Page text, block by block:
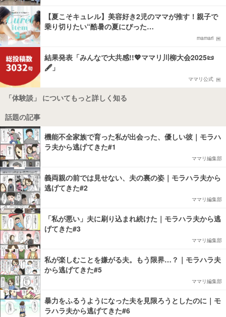
【夏こそキュレル】美容好き2児のママが推す！親子で
乗り切りたい“酷暑の夏にぴった…
mamari
結果発表「みんなで大共感!!💖ママリ川柳大会2025📜
🖋️」
ママリ公式
「体験談」 についてもっと詳しく知る
話題の記事
機能不全家族で育った私が出会った、優しい彼｜モラハ
ラ夫から逃げてきた#1
ママリ編集部
義両親の前では見せない、夫の裏の姿｜モラハラ夫から
逃げてきた#2
ママリ編集部
「私が悪い」夫に刷り込まれ続けた｜モラハラ夫から逃
げてきた#3
ママリ編集部
私が楽しむことを嫌がる夫。もう限界…？｜モラハラ夫
から逃げてきた#5
ママリ編集部
暴力をふるうようになった夫を見限ろうとしたのに｜モ
ラハラ夫から逃げてきた#6